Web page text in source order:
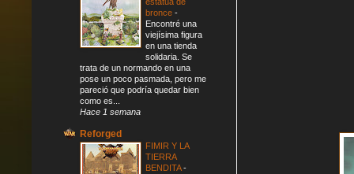
bronce -
Encontré una
viejísima figura
en una tienda
solidaria. Se
trata de un normando en una
pose un poco pasmada, pero me
pareció que podría quedar bien
como es...
Hace 1 semana
Reforged
FIMIR Y LA
TIERRA
BENDITA-